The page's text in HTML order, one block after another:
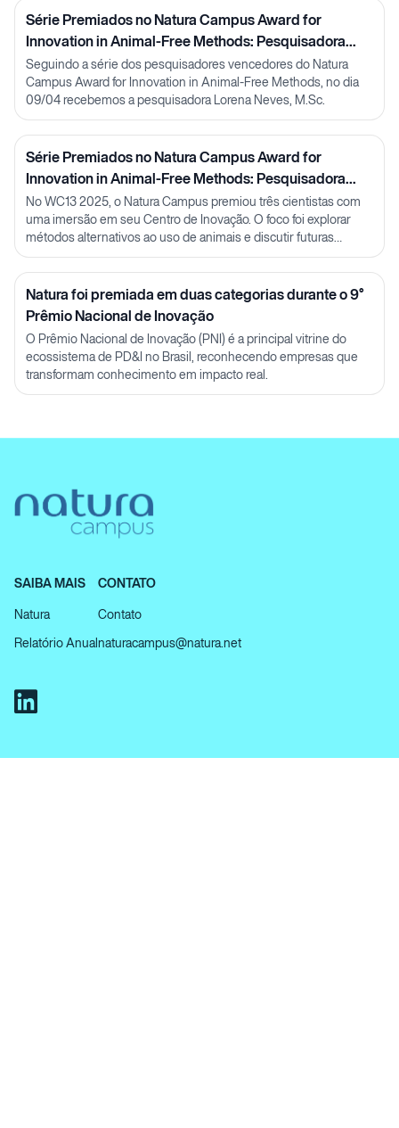
Série Premiados no Natura Campus Award for
Innovation in Animal-Free Methods: Pesquisadora
Lorena Neves
Seguindo a série dos pesquisadores vencedores do Natura
Campus Award for Innovation in Animal-Free Methods, no dia
09/04 recebemos a pesquisadora Lorena Neves, M.Sc.
Série Premiados no Natura Campus Award for
Innovation in Animal-Free Methods: Pesquisadora
Julia Carnelós
No WC13 2025, o Natura Campus premiou três cientistas com
uma imersão em seu Centro de Inovação. O foco foi explorar
métodos alternativos ao uso de animais e discutir futuras
parcerias em P&D.
Natura foi premiada em duas categorias durante o 9°
Prêmio Nacional de Inovação
O Prêmio Nacional de Inovação (PNI) é a principal vitrine do
ecossistema de PD&I no Brasil, reconhecendo empresas que
transformam conhecimento em impacto real.
SAIBA MAIS
Natura
Relatório Anual
CONTATO
Contato
naturacampus@natura.net